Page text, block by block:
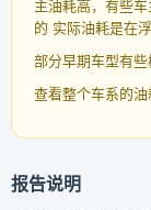
主油耗高，有些
的 实际油耗是在
部分早期车型有些
查看整个车系的
报告说明